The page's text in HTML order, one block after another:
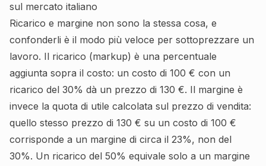
sul mercato italiano
Ricarico e margine non sono la stessa cosa, e
confonderli è il modo più veloce per sottoprezzare un
lavoro. Il ricarico (markup) è una percentuale
aggiunta sopra il costo: un costo di 100 € con un
ricarico del 30% dà un prezzo di 130 €. Il margine è
invece la quota di utile calcolata sul prezzo di vendita:
quello stesso prezzo di 130 € su un costo di 100 €
corrisponde a un margine di circa il 23%, non del
30%. Un ricarico del 50% equivale solo a un margine